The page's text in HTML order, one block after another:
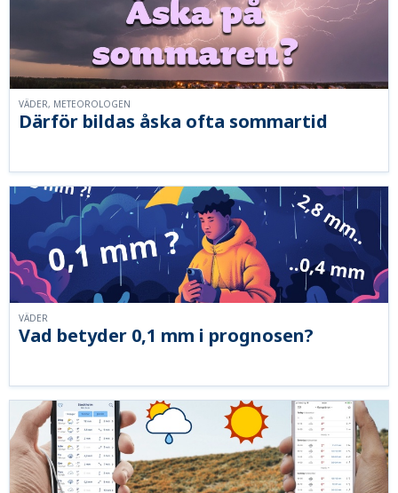
Därför bildas åska ofta sommartid
VÄDER, METEOROLOGEN
Vad betyder 0,1 mm i prognosen?
VÄDER